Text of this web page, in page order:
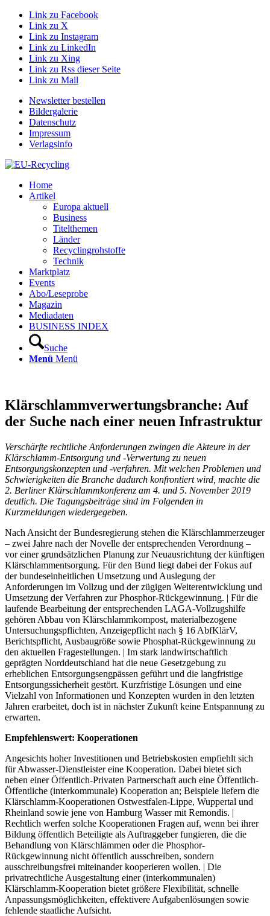
Link zu Facebook
Link zu X
Link zu Instagram
Link zu LinkedIn
Link zu Xing
Link zu Rss dieser Seite
Link zu Mail
Newsletter bestellen
Bildergalerie
Datenschutz
Impressum
Verlagsinfo
Home
Artikel
Europa aktuell
Business
Titelthemen
Länder
Recyclingrohstoffe
Technik
Marktplatz
Events
Abo/Leseprobe
Magazin
Mediadaten
BUSINESS INDEX
Suche
Menü Menü
Klärschlamm­verwertungsbranche: Auf
der Suche nach einer neuen Infrastruktur
Verschärfte rechtliche Anforderungen zwingen die Akteure in der
Klärschlamm-Entsorgung und -Verwertung zu neuen
Entsorgungskonzepten und -verfahren. Mit welchen Problemen und
Schwierigkeiten die Branche dadurch konfrontiert wird, machte die
2. Berliner Klärschlammkonferenz am 4. und 5. November 2019
deutlich. Die Tagungsbeiträge sind im Folgenden in
Kurzmeldungen wiedergegeben.
Nach Ansicht der Bundesregierung stehen die Klärschlammerzeuger
– zwei Jahre nach der Novelle der entsprechenden Verordnung –
vor einer grundsätzlichen Planung zur Neuausrichtung der künftigen
Klärschlamm­entsorgung. Für den Bund liegt dabei der Fokus auf
der bundeseinheitlichen Umsetzung und Auslegung der
Anforderungen im Vollzug und der zügigen Weiterentwicklung und
Umsetzung der Verfahren zur Phosphor-Rückgewinnung. | Für die
laufende Bearbeitung der entsprechenden LAGA-Vollzugshilfe
gehören Abbau von Klärschlammkompost, materialbezogene
Untersuchungspflichten, Anzeigepflicht nach § 16 AbfKlärV,
Berichtspflicht, Ausbaugröße sowie Phosphat-Rückgewinnung zu
den aktuellen Fragestellungen. | Im stark landwirtschaftlich
geprägten Norddeutschland hat die neue Gesetzgebung zu
erheblichen Entsorgungsengpässen geführt und die langfristige
Entsorgungssicherheit gestört. Kurzfristige Lösungen und eine
Vielzahl von Informationen und Konzepten wurden in den letzten
Jahren erarbeitet, doch ist in nächster Zukunft keine Entspannung zu
erwarten.
Empfehlenswert: Kooperationen
Angesichts hoher Investitionen und Betriebskosten empfiehlt sich
für Abwasser-Dienstleister eine Kooperation. Dabei bietet sich
neben einer Öffentlich-Privaten Partnerschaft auch eine Öffentlich-
Öffentliche (interkommunale) Kooperation an; Beispiele liefern die
Klärschlamm-Kooperationen Ostwestfalen-Lippe, Wuppertal und
Rheinland sowie jene von Hamburg Wasser mit Remondis. |
Rechtlich werfen solche Kooperationen Fragen auf, wenn bei ihrer
Bildung öffentlich Beteiligte als Auftraggeber fungieren, die die
Behandlung von Klärschlämmen oder die Phosphor-
Rückgewinnung nicht öffentlich ausschreiben, sondern
ausschreibungsfrei miteinander kooperieren wollen. | Die
privatrechtliche Ausgestaltung einer (interkommunalen)
Klärschlamm-Kooperation bietet größere Flexibilität, schnelle
Anpassungsmöglichkeiten, effektivere Aufgabenlösungen sowie
fehlende staatliche Aufsicht.